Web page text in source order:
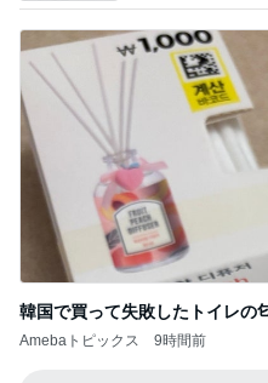
韓国で買って失敗したトイレの
Amebaトピックス 9時間前